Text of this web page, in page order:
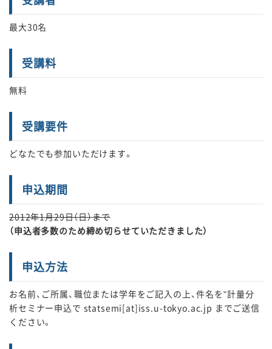
最大30名
受講料
無料
受講要件
どなたでも参加いただけます。
申込期間
2012年1月29日（日）まで
（申込者多数のため締め切らせていただきました）
申込方法
お名前、ご所属、職位または学年をご記入の上、件名を"計量分
析セミナー申込で statsemi[at]iss.u-tokyo.ac.jp までご送信
ください。